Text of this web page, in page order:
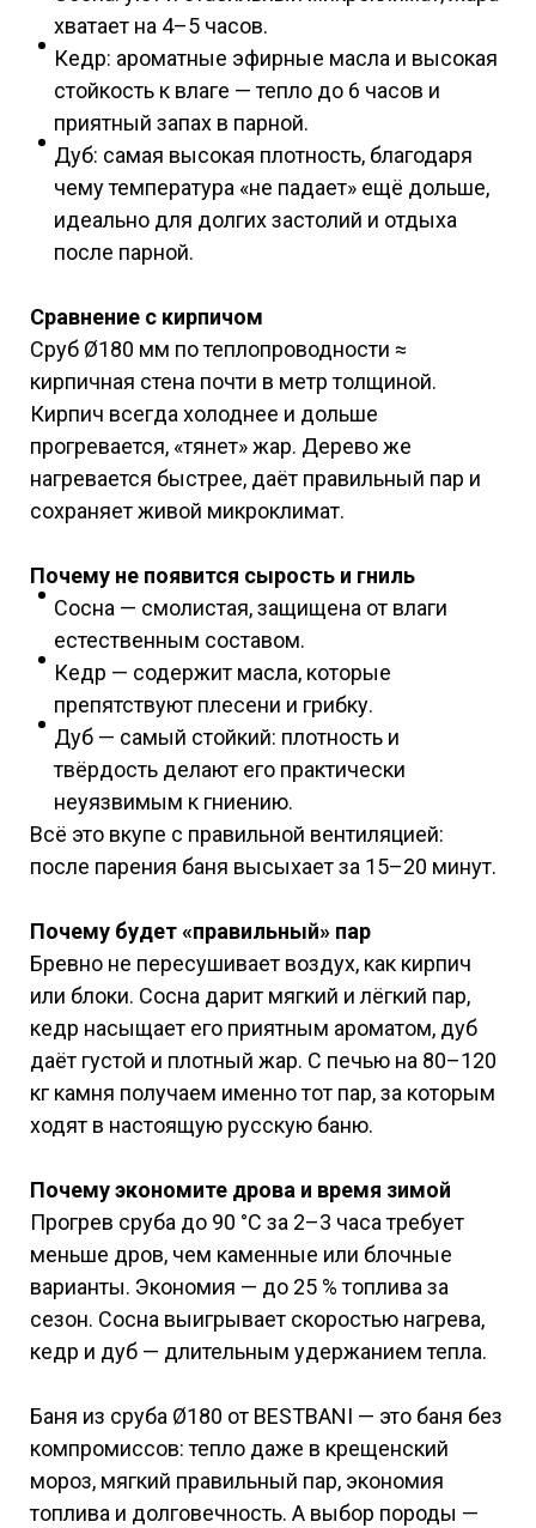
хватает на 4–5 часов.
Кедр: ароматные эфирные масла и высокая
стойкость к влаге — тепло до 6 часов и
приятный запах в парной.
Дуб: самая высокая плотность, благодаря
чему температура «не падает» ещё дольше,
идеально для долгих застолий и отдыха
после парной.
Сравнение с кирпичом
Сруб Ø180 мм по теплопроводности ≈
кирпичная стена почти в метр толщиной.
Кирпич всегда холоднее и дольше
прогревается, «тянет» жар. Дерево же
нагревается быстрее, даёт правильный пар и
сохраняет живой микроклимат.
Почему не появится сырость и гниль
Сосна — смолистая, защищена от влаги
естественным составом.
Кедр — содержит масла, которые
препятствуют плесени и грибку.
Дуб — самый стойкий: плотность и
твёрдость делают его практически
неуязвимым к гниению.
Всё это вкупе с правильной вентиляцией:
после парения баня высыхает за 15–20 минут.
Почему будет «правильный» пар
Бревно не пересушивает воздух, как кирпич
или блоки. Сосна дарит мягкий и лёгкий пар,
кедр насыщает его приятным ароматом, дуб
даёт густой и плотный жар. С печью на 80–120
кг камня получаем именно тот пар, за которым
ходят в настоящую русскую баню.
Почему экономите дрова и время зимой
Прогрев сруба до 90 °C за 2–3 часа требует
меньше дров, чем каменные или блочные
варианты. Экономия — до 25 % топлива за
сезон. Сосна выигрывает скоростью нагрева,
кедр и дуб — длительным удержанием тепла.
Баня из сруба Ø180 от BESTBANI — это баня без
компромиссов: тепло даже в крещенский
мороз, мягкий правильный пар, экономия
топлива и долговечность. А выбор породы —